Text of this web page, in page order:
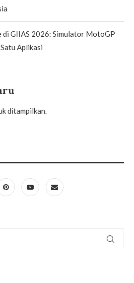
di GIIAS 2026: Simulator MotoGP
Aplikasi
ditampilkan.